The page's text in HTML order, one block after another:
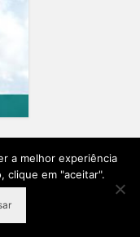
por
a melhor experiência
clique em "aceitar".